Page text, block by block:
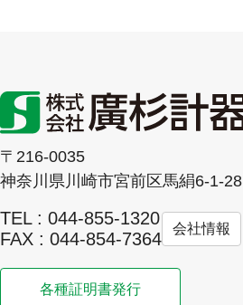
〒216-0035
神奈川県川崎市宮前区馬絹6-1-28
TEL : 044-855-1320
FAX : 044-854-7364
会社情報
各種証明書発行